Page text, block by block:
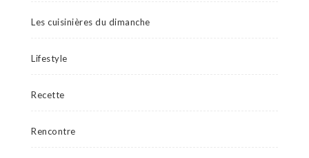
Les cuisinières du dimanche
Lifestyle
Recette
Rencontre